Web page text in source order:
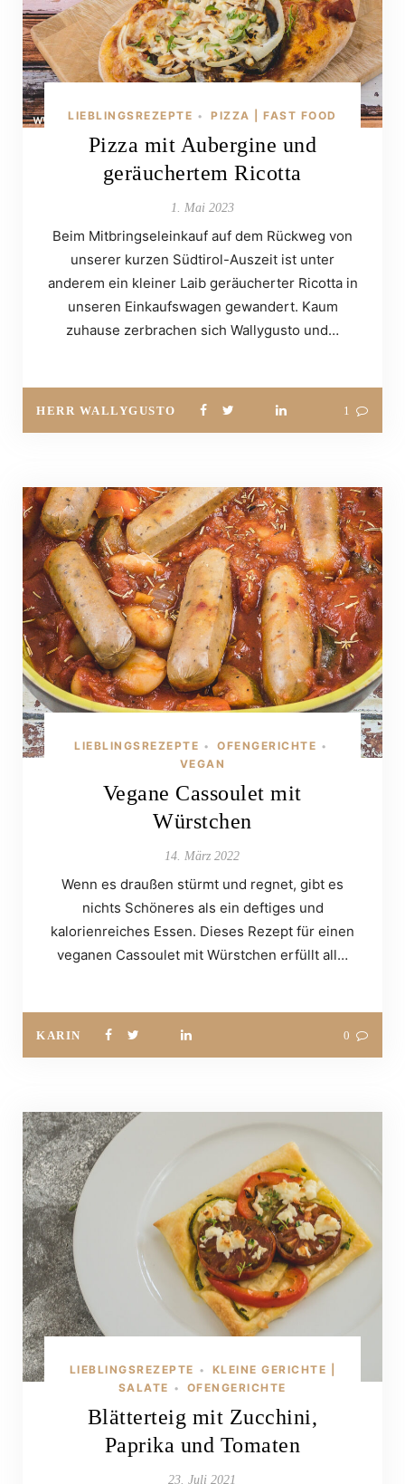
LIEBLINGSREZEPTE • PIZZA | FAST FOOD
Pizza mit Aubergine und
geräuchertem Ricotta
1. Mai 2023
Beim Mitbringseleinkauf auf dem Rückweg von
unserer kurzen Südtirol-Auszeit ist unter
anderem ein kleiner Laib geräucherter Ricotta in
unseren Einkaufswagen gewandert. Kaum
zuhause zerbrachen sich Wallygusto und…
HERR WALLYGUSTO 1
LIEBLINGSREZEPTE • OFENGERICHTE •
VEGAN
Vegane Cassoulet mit
Würstchen
14. März 2022
Wenn es draußen stürmt und regnet, gibt es
nichts Schöneres als ein deftiges und
kalorienreiches Essen. Dieses Rezept für einen
veganen Cassoulet mit Würstchen erfüllt all…
KARIN 0
LIEBLINGSREZEPTE •
KLEINE GERICHTE |
SALATE • OFENGERICHTE
Blätterteig mit Zucchini,
Paprika und Tomaten
23. Juli 2021